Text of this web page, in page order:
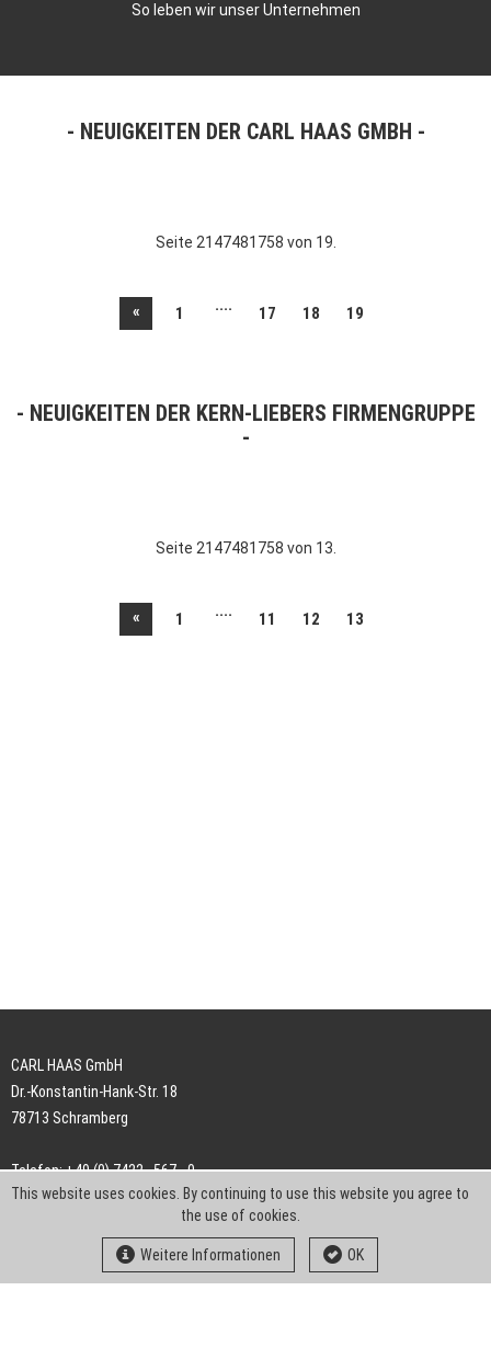
So leben wir unser Unternehmen
NEUIGKEITEN DER CARL HAAS GMBH
Seite 2147481758 von 19.
« 1 .... 17 18 19
NEUIGKEITEN DER KERN-LIEBERS FIRMENGRUPPE
Seite 2147481758 von 13.
« 1 .... 11 12 13
CARL HAAS GmbH
Dr.-Konstantin-Hank-Str. 18
78713 Schramberg
Telefon: +49 (0) 7422 . 567 - 0
Telefax: +49 (0) 7422 . 567 - 239
info-ch@kern-liebers.com
This website uses cookies. By continuing to use this website you agree to
the use of cookies.
Weitere Informationen OK